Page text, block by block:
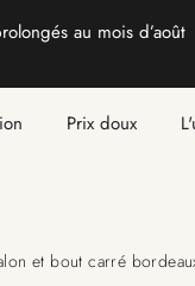
au mois d’août
Prix doux
et bout carré